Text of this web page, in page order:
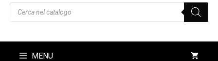
Products
search
MENU